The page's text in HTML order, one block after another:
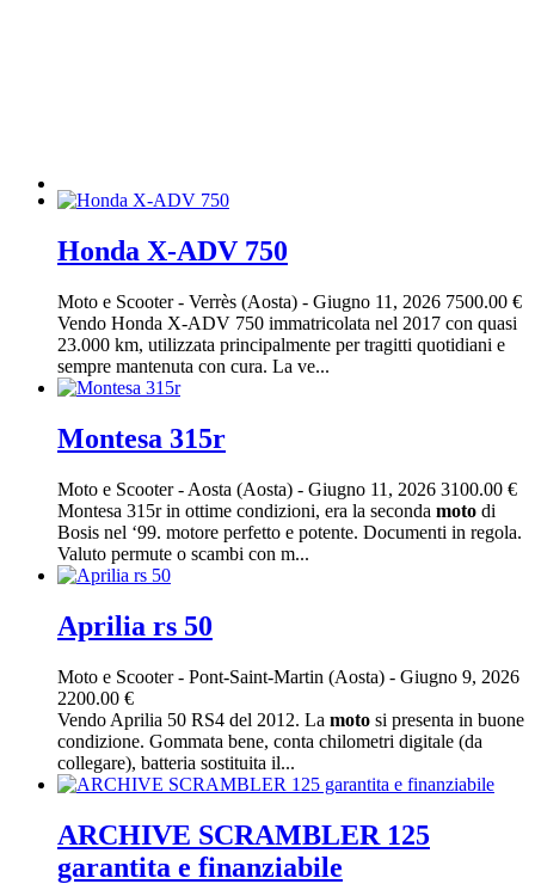
Honda X-ADV 750
Moto e Scooter- Verrès (Aosta) - Giugno 11, 2026 7500.00 €
Vendo Honda X-ADV 750 immatricolata nel 2017 con quasi
23.000 km, utilizzata principalmente per tragitti quotidiani e
sempre mantenuta con cura. La ve...
Montesa 315r
Moto e Scooter- Aosta (Aosta) - Giugno 11, 2026 3100.00 €
Montesa 315r in ottime condizioni, era la seconda moto di
Bosis nel ‘99. motore perfetto e potente. Documenti in regola.
Valuto permute o scambi con m...
Aprilia rs 50
Moto e Scooter- Pont-Saint-Martin (Aosta) - Giugno 9, 2026
2200.00 €
Vendo Aprilia 50 RS4 del 2012. La moto si presenta in buone
condizione. Gommata bene, conta chilometri digitale (da
collegare), batteria sostituita il...
ARCHIVE SCRAMBLER 125
garantita e finanziabile